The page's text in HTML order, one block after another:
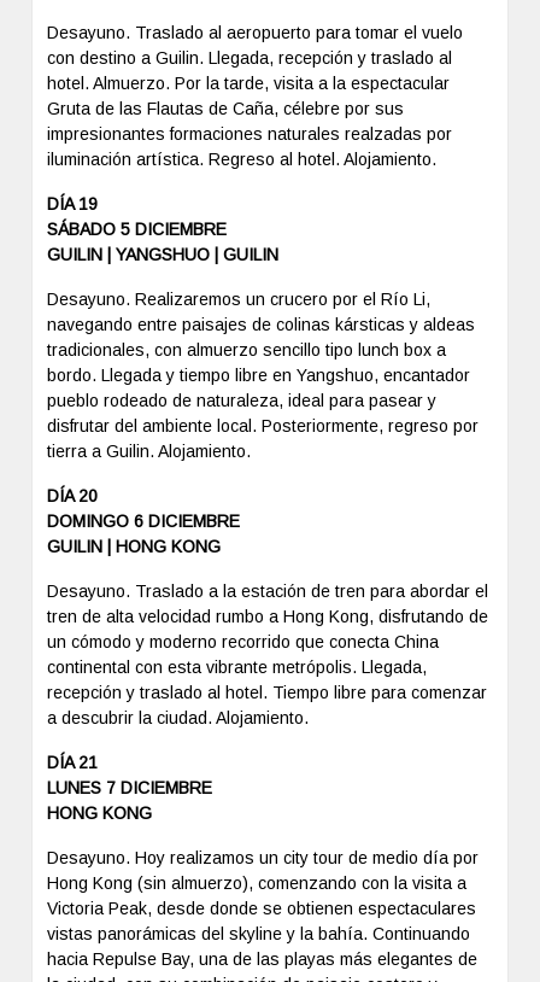
Desayuno. Traslado al aeropuerto para tomar el vuelo
con destino a Guilin. Llegada, recepción y traslado al
hotel. Almuerzo. Por la tarde, visita a la espectacular
Gruta de las Flautas de Caña, célebre por sus
impresionantes formaciones naturales realzadas por
iluminación artística. Regreso al hotel. Alojamiento.
DÍA 19
SÁBADO 5 DICIEMBRE
GUILIN | YANGSHUO | GUILIN
Desayuno. Realizaremos un crucero por el Río Li,
navegando entre paisajes de colinas kársticas y aldeas
tradicionales, con almuerzo sencillo tipo lunch box a
bordo. Llegada y tiempo libre en Yangshuo, encantador
pueblo rodeado de naturaleza, ideal para pasear y
disfrutar del ambiente local. Posteriormente, regreso por
tierra a Guilin. Alojamiento.
DÍA 20
DOMINGO 6 DICIEMBRE
GUILIN | HONG KONG
Desayuno. Traslado a la estación de tren para abordar el
tren de alta velocidad rumbo a Hong Kong, disfrutando de
un cómodo y moderno recorrido que conecta China
continental con esta vibrante metrópolis. Llegada,
recepción y traslado al hotel. Tiempo libre para comenzar
a descubrir la ciudad. Alojamiento.
DÍA 21
LUNES 7 DICIEMBRE
HONG KONG
Desayuno. Hoy realizamos un city tour de medio día por
Hong Kong (sin almuerzo), comenzando con la visita a
Victoria Peak, desde donde se obtienen espectaculares
vistas panorámicas del skyline y la bahía. Continuando
hacia Repulse Bay, una de las playas más elegantes de